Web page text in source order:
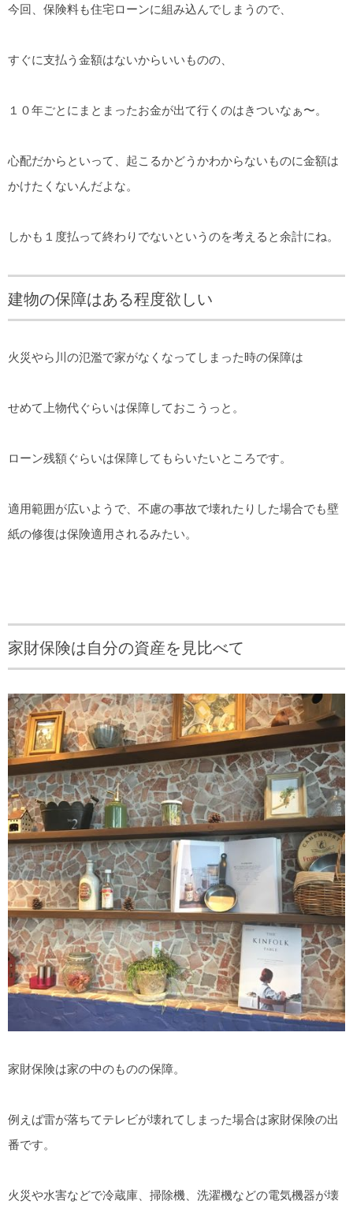
今回、保険料も住宅ローンに組み込んでしまうので、
すぐに支払う金額はないからいいものの、
１０年ごとにまとまったお金が出て行くのはきついなぁ〜。
心配だからといって、起こるかどうかわからないものに金額は
かけたくないんだよな。
しかも１度払って終わりでないというのを考えると余計にね。
建物の保障はある程度欲しい
火災やら川の氾濫で家がなくなってしまった時の保障は
せめて上物代ぐらいは保障しておこうっと。
ローン残額ぐらいは保障してもらいたいところです。
適用範囲が広いようで、不慮の事故で壊れたりした場合でも壁
紙の修復は保険適用されるみたい。
家財保険は自分の資産を見比べて
家財保険は家の中のものの保障。
例えば雷が落ちてテレビが壊れてしまった場合は家財保険の出
番です。
火災や水害などで冷蔵庫、掃除機、洗濯機などの電気機器が壊